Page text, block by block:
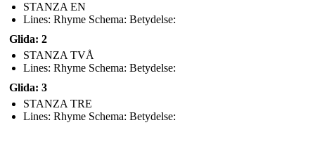
STANZA EN
Lines: Rhyme Schema: Betydelse:
Glida: 2
STANZA TVÅ
Lines: Rhyme Schema: Betydelse:
Glida: 3
STANZA TRE
Lines: Rhyme Schema: Betydelse: